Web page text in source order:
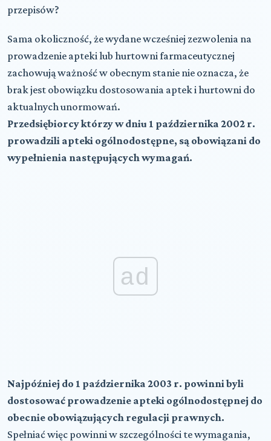
przepisów?
Sama okoliczność, że wydane wcześniej zezwolenia na
prowadzenie apteki lub hurtowni farmaceutycznej
zachowują ważność w obecnym stanie nie oznacza, że
brak jest obowiązku dostosowania aptek i hurtowni do
aktualnych unormowań.
Przedsiębiorcy którzy w dniu 1 października 2002 r.
prowadzili apteki ogólnodostępne, są obowiązani do
wypełnienia następujących wymagań.
ad
Najpóźniej do 1 października 2003 r. powinni byli
dostosować prowadzenie apteki ogólnodostępnej do
obecnie obowiązujących regulacji prawnych.
Spełniać więc powinni w szczególności te wymagania,